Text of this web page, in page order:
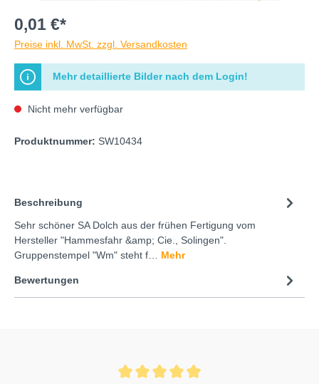
0,01 €*
Preise inkl. MwSt. zzgl. Versandkosten
Mehr detaillierte Bilder nach dem Login!
Nicht mehr verfügbar
Produktnummer: SW10434
Beschreibung
Sehr schöner SA Dolch aus der frühen Fertigung vom
Hersteller "Hammesfahr &amp; Cie., Solingen".
Gruppenstempel "Wm" steht f… Mehr
Bewertungen